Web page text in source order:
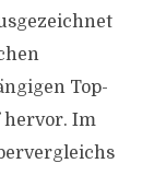
Top-
hervor. Im